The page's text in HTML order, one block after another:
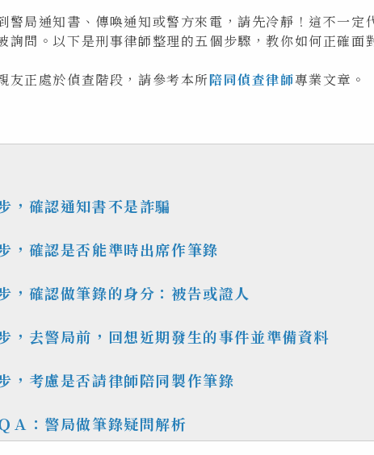
警局通知書、傳喚通知或警方來電，請先冷靜！這不一
詢問。以下是刑事律師整理的五個步驟，教你如何正確面
友正處於偵查階段，請參考本所陪同偵查律師專業文章。
，確認通知書不是詐騙
，確認是否能準時出席作筆錄
，確認做筆錄的身分：被告或證人
，去警局前，回想近期發生的事件並準備資料
，考慮是否請律師陪同製作筆錄
Ａ：警局做筆錄疑問解析